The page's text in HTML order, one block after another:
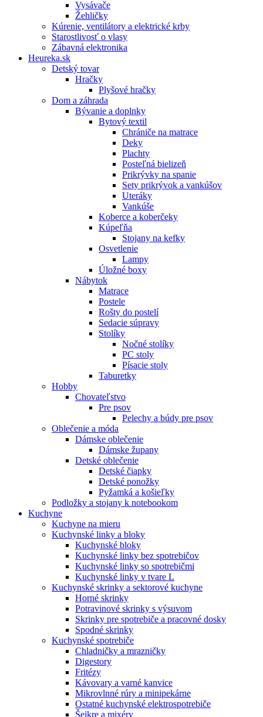
Vysávače
Žehličky
Kúrenie, ventilátory a elektrické krby
Starostlivosť o vlasy
Zábavná elektronika
Heureka.sk
Detský tovar
Hračky
Plyšové hračky
Dom a záhrada
Bývanie a doplnky
Bytový textil
Chrániče na matrace
Deky
Plachty
Posteľná bielizeň
Prikrývky na spanie
Sety prikrývok a vankúšov
Uteráky
Vankúše
Koberce a koberčeky
Kúpeľňa
Stojany na kefky
Osvetlenie
Lampy
Úložné boxy
Nábytok
Matrace
Postele
Rošty do postelí
Sedacie súpravy
Stolíky
Nočné stolíky
PC stoly
Písacie stoly
Taburetky
Hobby
Chovateľstvo
Pre psov
Pelechy a búdy pre psov
Oblečenie a móda
Dámske oblečenie
Dámske župany
Detské oblečenie
Detské čiapky
Detské ponožky
Pyžamká a košieľky
Podložky a stojany k notebookom
Kuchyne
Kuchyne na mieru
Kuchynské linky a bloky
Kuchynské bloky
Kuchynské linky bez spotrebičov
Kuchynské linky so spotrebičmi
Kuchynské linky v tvare L
Kuchynské skrinky a sektorové kuchyne
Horné skrinky
Potravinové skrinky s výsuvom
Skrinky pre spotrebiče a pracovné dosky
Spodné skrinky
Kuchynské spotrebiče
Chladničky a mrazničky
Digestory
Fritézy
Kávovary a varné kanvice
Mikrovlnné rúry a minipekárne
Ostatné kuchynské elektrospotrebiče
Šejkre a mixéry